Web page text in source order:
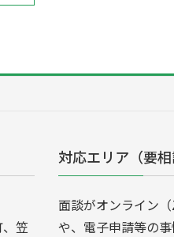
笠
対応エリア（要相
面談がオンライン
や、電子申請等の